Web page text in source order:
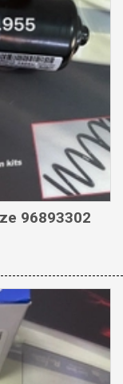
96893302